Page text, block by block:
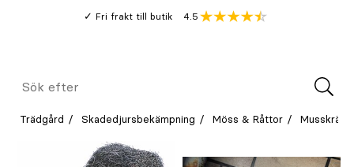
Fri frakt till butik
Genomsnitt
4.5
Meny
Sök
Trädgård Skadedjursbekämpning Möss & Råttor